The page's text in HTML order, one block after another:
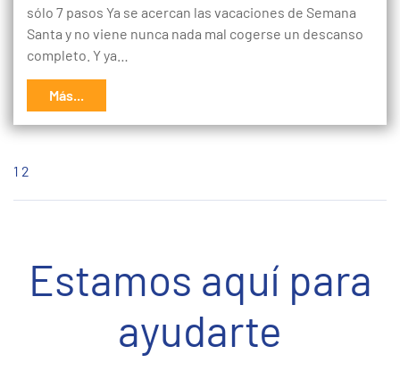
sólo 7 pasos Ya se acercan las vacaciones de Semana
Santa y no viene nunca nada mal cogerse un descanso
completo. Y ya…
Más...
1 2
Estamos aquí para
ayudarte